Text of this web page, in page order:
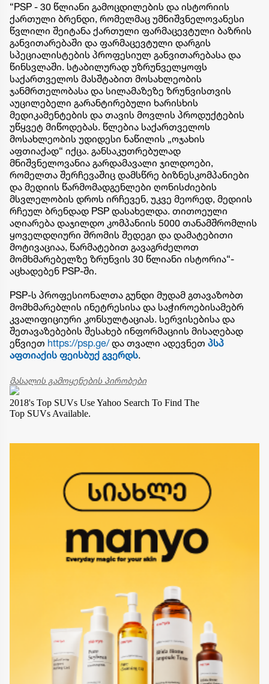
“PSP - 30 წლიანი გამოცდილების და ისტორიის
ქართული ბრენდი, რომელმაც უმნიშვნელოვანესი
წვლილი შეიტანა ქართული ფარმაცევტული ბაზრის
განვითარებაში და ფარმაცევტული დარგის
სპეციალისტების პროფესიულ განვითარებასა და
წინსვლაში. სტაბილურად უზრუნველყოფს
საქართველოს მასშტაბით მოსახლეობის
ჯანმრთელობასა და სილამაზეზე ზრუნვისთვის
აუცილებელი გარანტირებული ხარისხის
მედიკამენტების და თავის მოვლის პროდუქტების
უწყვეტ მიწოდებას. წლებია საქართველოს
მოსახლეობის უდიდესი ნაწილის „ოჯახის
აფთიაქად“ იქცა. განსაკუთრებულად
მნიშვნელოვანია გარდამავალი ჯილდოები,
რომელთა შერჩევაშიც დამსწრე ბიზნესკომპანიები
და მედიის წარმომადგენლები ღონისძიების
მსვლელობის დროს ირჩევენ, უკვე მეორედ, მედიის
რჩეულ ბრენდად PSP დასახელდა. თითოეული
აღიარება დაჯილდო კომპანიის 5000 თანამშრომლის
ყოველდღიური შრომის შედეგი და დამატებითი
მოტივაციაა, წარმატებით გავაგრძელოთ
მომხმარებელზე ზრუნვის 30 წლიანი ისტორია“-
აცხადებენ PSP-ში.
PSP-ს პროფესიონალთა გუნდი მუდამ გთავაზობთ
მომხმარებლის ინეტრესისა და საჭიროებისამებრ
კვალიფიციური კონსულტაციას. სერვისებისა და
შეთავაზებების შესახებ ინფორმაციის მისაღებად
ეწვიეთ https://psp.ge/და თვალი ადევნეთ პსპ
აფთიაქის ფეისბუქ გვერდს.
მასალის გამოყენების პირობები
2018's Top SUVs Use Yahoo Search To Find The
Top SUVs Available.